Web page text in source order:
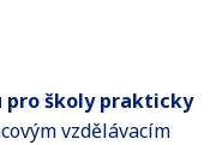
pro školy prakticky
vzdělávacím